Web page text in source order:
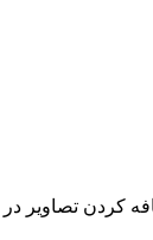
کردن تصاویر در